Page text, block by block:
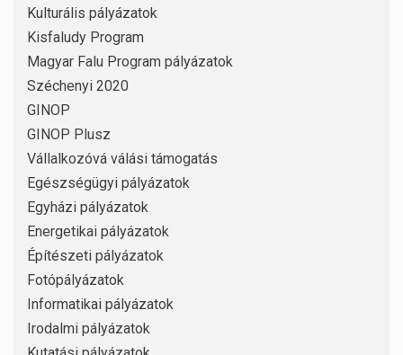
Kulturális pályázatok
Kisfaludy Program
Magyar Falu Program pályázatok
Széchenyi 2020
GINOP
GINOP Plusz
Vállalkozóvá válási támogatás
Egészségügyi pályázatok
Egyházi pályázatok
Energetikai pályázatok
Építészeti pályázatok
Fotópályázatok
Informatikai pályázatok
Irodalmi pályázatok